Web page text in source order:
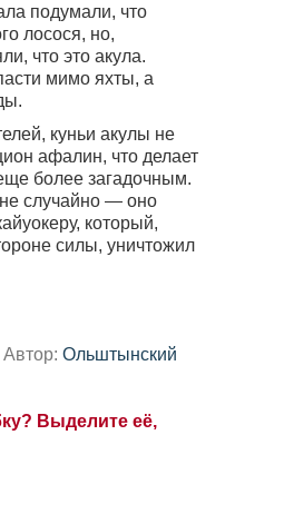
подумали, что
лосося, но,
что это акула.
мимо яхты, а
куньи акулы не
афалин, что делает
более загадочным.
случайно — оно
который,
силы, уничтожил
Ольштынский
Выделите её,